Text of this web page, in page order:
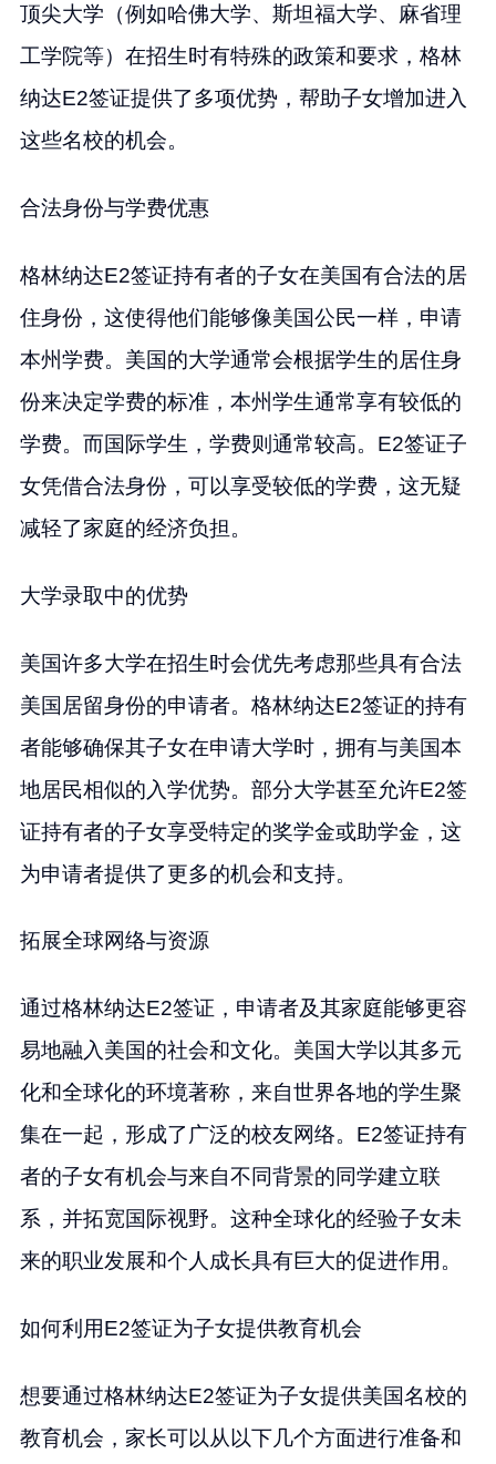
顶尖大学（例如哈佛大学、斯坦福大学、麻省理
工学院等）在招生时有特殊的政策和要求，格林
纳达E2签证提供了多项优势，帮助子女增加进入
这些名校的机会。
合法身份与学费优惠
格林纳达E2签证持有者的子女在美国有合法的居
住身份，这使得他们能够像美国公民一样，申请
本州学费。美国的大学通常会根据学生的居住身
份来决定学费的标准，本州学生通常享有较低的
学费。而国际学生，学费则通常较高。E2签证子
女凭借合法身份，可以享受较低的学费，这无疑
减轻了家庭的经济负担。
大学录取中的优势
美国许多大学在招生时会优先考虑那些具有合法
美国居留身份的申请者。格林纳达E2签证的持有
者能够确保其子女在申请大学时，拥有与美国本
地居民相似的入学优势。部分大学甚至允许E2签
证持有者的子女享受特定的奖学金或助学金，这
为申请者提供了更多的机会和支持。
拓展全球网络与资源
通过格林纳达E2签证，申请者及其家庭能够更容
易地融入美国的社会和文化。美国大学以其多元
化和全球化的环境著称，来自世界各地的学生聚
集在一起，形成了广泛的校友网络。E2签证持有
者的子女有机会与来自不同背景的同学建立联
系，并拓宽国际视野。这种全球化的经验子女未
来的职业发展和个人成长具有巨大的促进作用。
如何利用E2签证为子女提供教育机会
想要通过格林纳达E2签证为子女提供美国名校的
教育机会，家长可以从以下几个方面进行准备和